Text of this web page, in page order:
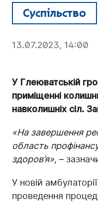
Суспільство
13.07.2023, 14:00
У Глеюватській
приміщенні
навколишніх сіл.
«На завершення
область
здоров’я», –
У новій
проведення